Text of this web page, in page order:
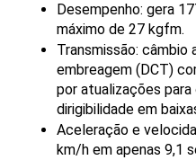
Desempenho: gera
máximo de 27 kgfm.
Transmissão:
embreagem (DCT)
por atualizações
dirigibilidade em
Aceleração e
km/h em apenas 9,1